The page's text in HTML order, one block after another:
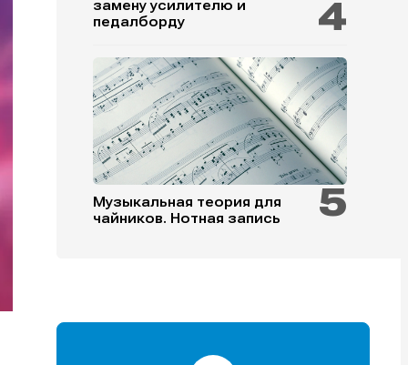
замену усилителю и
педалборду
Музыкальная теория для
чайников. Нотная запись